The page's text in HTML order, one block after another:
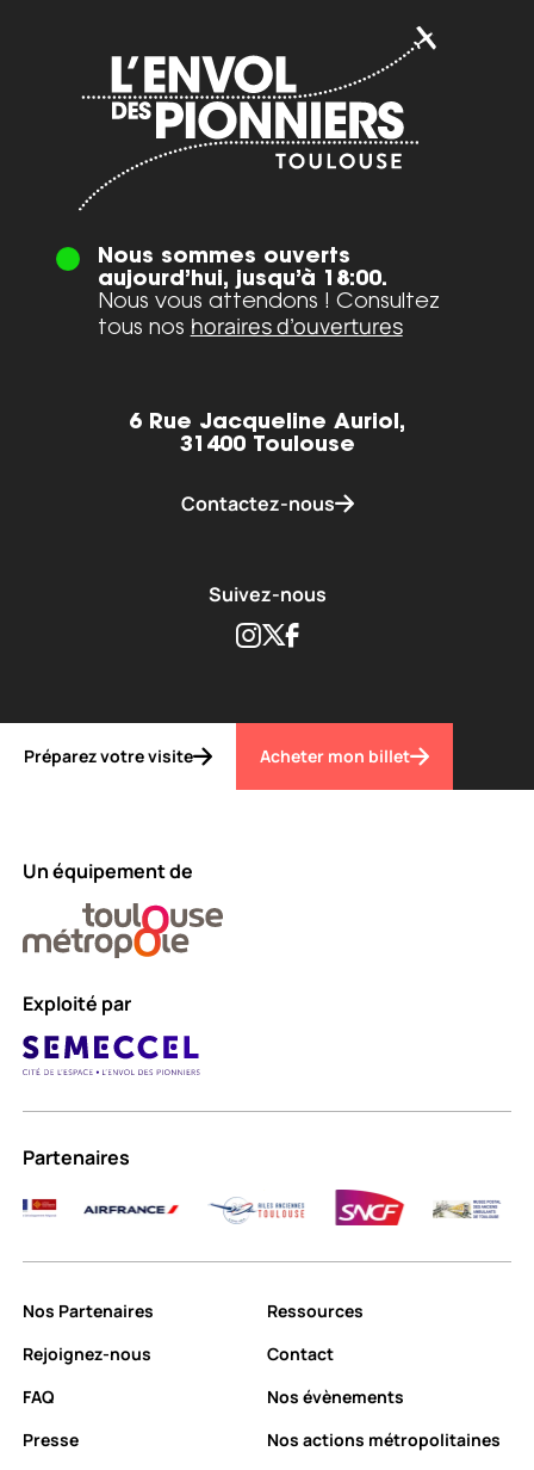
Nous sommes ouverts
aujourd’hui, jusqu’à 18:00.
Nous vous attendons ! Consultez
tous nos horaires d’ouvertures
6 Rue Jacqueline Auriol,
31400 Toulouse
Contactez-nous
Suivez-nous
Instagram
TwitterFacebook
Préparez votre visite Acheter mon billet
Un équipement de
Exploité par
Partenaires
Nos Partenaires
Ressources
Rejoignez-nous
Contact
FAQ
Nos évènements
Presse
Nos actions métropolitaines